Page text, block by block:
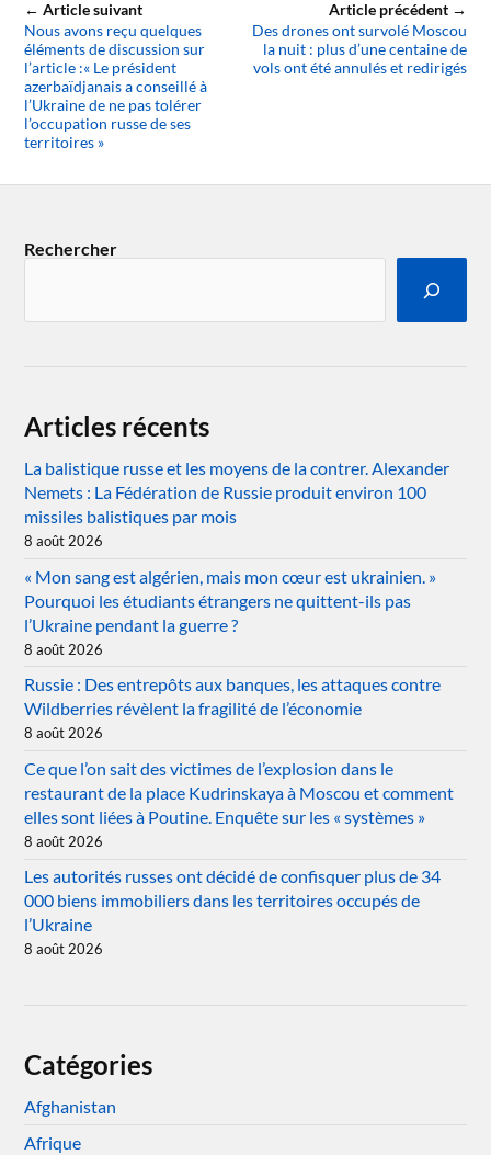
← Article suivant
Nous avons reçu quelques
éléments de discussion sur
l’article :« Le président
azerbaïdjanais a conseillé à
l’Ukraine de ne pas tolérer
l’occupation russe de ses
territoires »
Article précédent →
Des drones ont survolé Moscou
la nuit : plus d’une centaine de
vols ont été annulés et redirigés
Rechercher
Articles récents
La balistique russe et les moyens de la contrer. Alexander
Nemets : La Fédération de Russie produit environ 100
missiles balistiques par mois
8 août 2026
« Mon sang est algérien, mais mon cœur est ukrainien. »
Pourquoi les étudiants étrangers ne quittent-ils pas
l’Ukraine pendant la guerre ?
8 août 2026
Russie : Des entrepôts aux banques, les attaques contre
Wildberries révèlent la fragilité de l’économie
8 août 2026
Ce que l’on sait des victimes de l’explosion dans le
restaurant de la place Kudrinskaya à Moscou et comment
elles sont liées à Poutine. Enquête sur les « systèmes »
8 août 2026
Les autorités russes ont décidé de confisquer plus de 34
000 biens immobiliers dans les territoires occupés de
l’Ukraine
8 août 2026
Catégories
Afghanistan
Afrique